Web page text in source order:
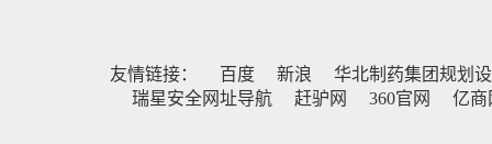
友情链接： 百度 新浪
华北制药集团规划
瑞星安全网址导航
赶驴网 360官网 亿商